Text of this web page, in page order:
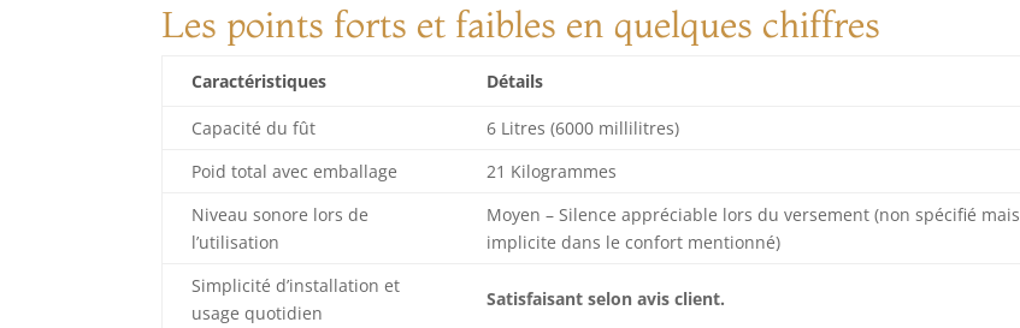
Les points forts et faibles en quelques chiffres
Caractéristiques Détails
Capacité du fût
6 Litres (6000 millilitres)
Poid total avec emballage
21 Kilogrammes
Niveau sonore lors de
l’utilisation
Moyen – Silence appréciable lors du versement (non spécifié mais
implicite dans le confort mentionné)
Simplicité d’installation et
usage quotidien
Satisfaisant selon avis client.